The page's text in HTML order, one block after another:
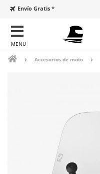
Envío Gratis *
Accesorios de moto